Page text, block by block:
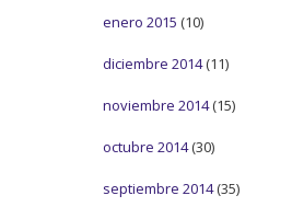
enero 2015 (10)
diciembre 2014(11)
noviembre 2014(15)
octubre 2014(30)
septiembre 2014(35)